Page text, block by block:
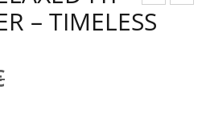
UM
– TIMELESS
El
El